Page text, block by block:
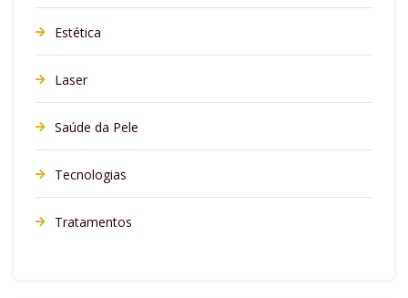
Estética
Laser
Saúde da Pele
Tecnologias
Tratamentos